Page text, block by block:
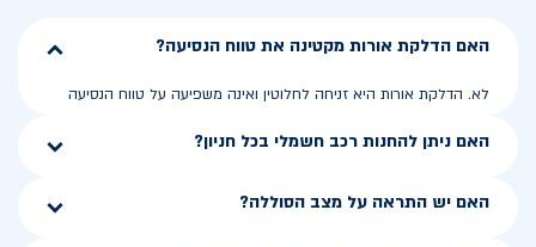
האם הדלקת אורות מקטינה את טווח הנסיעה?
לא. הדלקת אורות היא זניחה לחלוטין ואינה משפיעה על טווח הנסיעה
האם ניתן להחנות רכב חשמלי בכל חניון?
האם יש התראה על מצב הסוללה?